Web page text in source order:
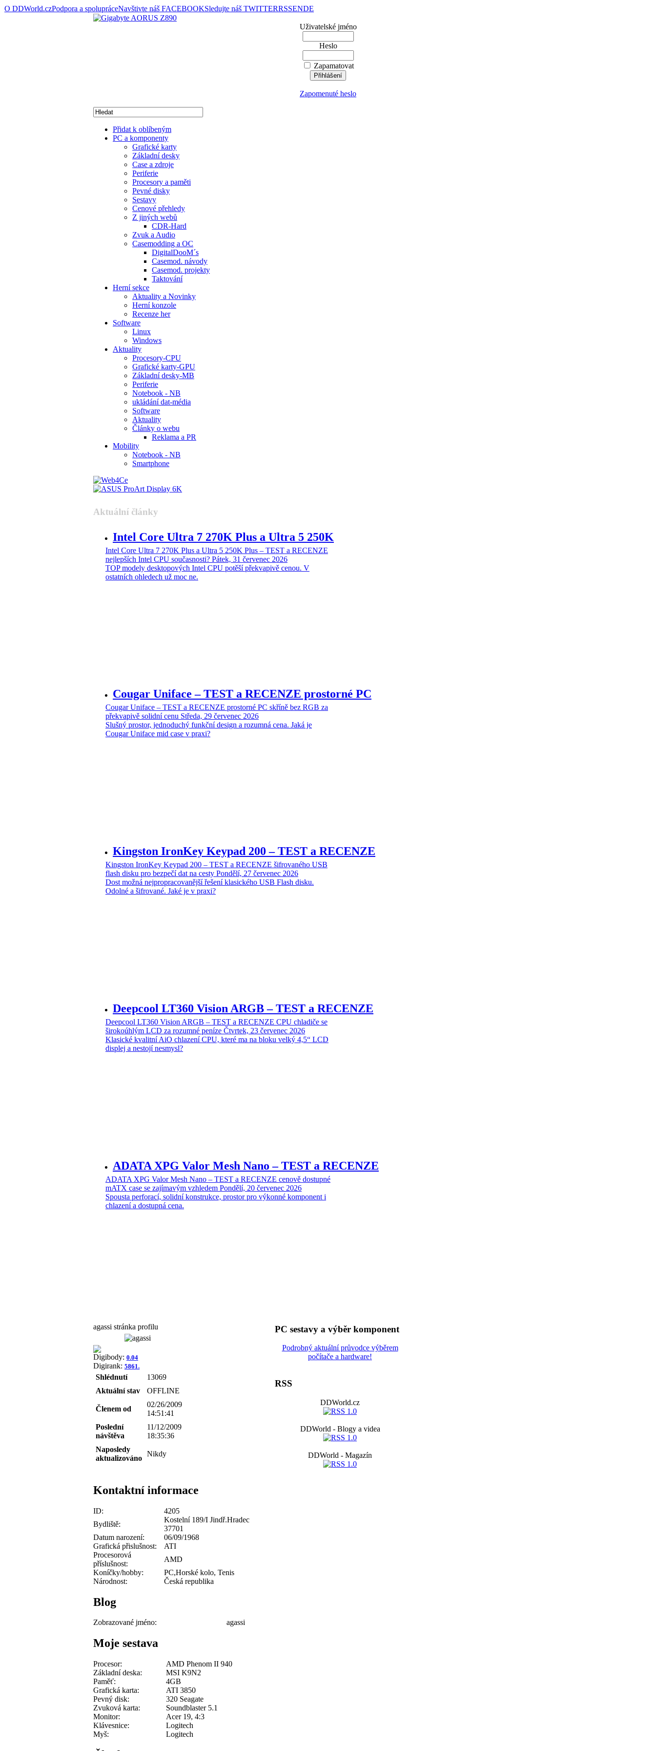
O DDWorld.czPodpora a spolupráceNavštivte náš FACEBOOKSledujte náš TWITTERRSSENDE
Uživatelské jméno
Heslo
Zapamatovat
Zapomenuté heslo
Přidat k oblíbeným
PC a komponenty
Grafické karty
Základní desky
Case a zdroje
Periferie
Procesory a paměti
Pevné disky
Sestavy
Cenové přehledy
Z jiných webů
CDR-Hard
Zvuk a Audio
Casemodding a OC
DigitalDooM´s
Casemod. návody
Casemod. projekty
Taktování
Herní sekce
Aktuality a Novinky
Herní konzole
Recenze her
Software
Linux
Windows
Aktuality
Procesory-CPU
Grafické karty-GPU
Základní desky-MB
Periferie
Notebook - NB
ukládání dat-média
Software
Aktuality
Články o webu
Reklama a PR
Mobility
Notebook - NB
Smartphone
Aktuální články
Intel Core Ultra 7 270K Plus a Ultra 5 250K
Intel Core Ultra 7 270K Plus a Ultra 5 250K Plus – TEST a RECENZE
nejlepších Intel CPU současnosti? Pátek, 31 červenec 2026
TOP modely desktopových Intel CPU potěší překvapivě cenou. V
ostatních ohledech už moc ne.
Cougar Uniface – TEST a RECENZE prostorné PC
Cougar Uniface – TEST a RECENZE prostorné PC skříně bez RGB za
překvapivě solidní cenu Středa, 29 červenec 2026
Slušný prostor, jednoduchý funkční design a rozumná cena. Jaká je
Cougar Uniface mid case v praxi?
Kingston IronKey Keypad 200 – TEST a RECENZE
Kingston IronKey Keypad 200 – TEST a RECENZE šifrovaného USB
flash disku pro bezpečí dat na cesty Pondělí, 27 červenec 2026
Dost možná nejpropracovanější řešení klasického USB Flash disku.
Odolné a šifrované. Jaké je v praxi?
Deepcool LT360 Vision ARGB – TEST a RECENZE
Deepcool LT360 Vision ARGB – TEST a RECENZE CPU chladiče se
širokoúhlým LCD za rozumné peníze Čtvrtek, 23 červenec 2026
Klasické kvalitní AiO chlazení CPU, které ma na bloku velký 4,5“ LCD
displej a nestojí nesmysl?
ADATA XPG Valor Mesh Nano – TEST a RECENZE
ADATA XPG Valor Mesh Nano – TEST a RECENZE cenově dostupné
mATX case se zajímavým vzhledem Pondělí, 20 červenec 2026
Spousta perforací, solidní konstrukce, prostor pro výkonné komponent i
chlazení a dostupná cena.
agassi stránka profilu
Digibody: 0.04
Digirank: 5861.
Shlédnutí
13069
Aktuální stav
OFFLINE
Členem od
02/26/2009
14:51:41
Poslední
návštěva
11/12/2009
18:35:36
Naposledy
aktualizováno
Nikdy
Kontaktní informace
ID:
4205
Bydliště:
Kostelní 189/I Jindř.Hradec
37701
Datum narození:
06/09/1968
Grafická přislušnost:
ATI
Procesorová
příslušnost:
AMD
Koníčky/hobby:
PC,Horské kolo, Tenis
Národnost:
Česká republika
Blog
Zobrazované jméno: agassi
Moje sestava
Procesor:
AMD Phenom II 940
Základní deska:
MSI K9N2
Paměť:
4GB
Grafická karta:
ATI 3850
Pevný disk:
320 Seagate
Zvuková karta:
Soundblaster 5.1
Monitor:
Acer 19, 4:3
Klávesnice:
Logitech
Myš:
Logitech
PC sestavy a výběr komponent
Podrobný aktuální průvodce výběrem
počítače a hardware!
RSS
DDWorld.cz
DDWorld - Blogy a videa
DDWorld - Magazín